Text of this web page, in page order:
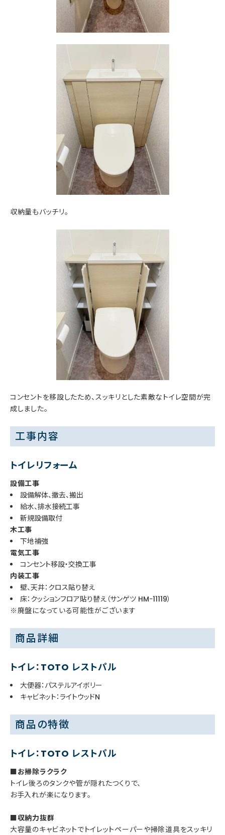
収納量もバッチリ。
コンセントを移設したため、スッキリとした素敵なトイレ空間が完
成しました。
工事内容
トイレリフォーム
設備工事
設備解体、撤去、搬出
給水、排水接続工事
新規設備取付
木工事
下地補強
電気工事
コンセント移設・交換工事
内装工事
壁、天井：クロス貼り替え
床：クッションフロア貼り替え（サンゲツ HMｰ11119）
※廃盤になっている可能性がございます
商品詳細
トイレ：TOTO レストパル
大便器：パステルアイボリー
キャビネット：ライトウッドN
商品の特徴
トイレ：TOTO レストパル
■お掃除ラクラク
トイレ後ろのタンクや管が隠れたつくりで、
お手入れが楽になります。
■収納力抜群
大容量のキャビネットでトイレットペーパーや掃除道具をスッキリ